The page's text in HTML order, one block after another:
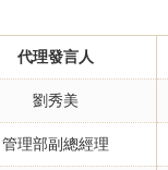
代理發言人
劉秀美
管理部副總經理